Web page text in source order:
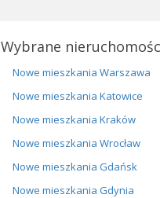
Wybrane
Nowe mieszkania Warszawa
Nowe mieszkania Katowice
Nowe mieszkania Kraków
Nowe mieszkania Wrocław
Nowe mieszkania Gdańsk
Nowe mieszkania Gdynia